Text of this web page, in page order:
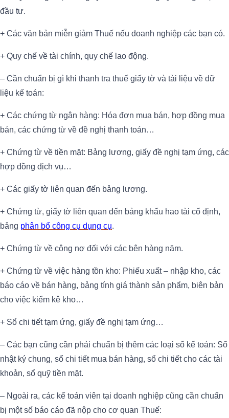
đầu tư.
+ Các văn bản miễn giảm Thuế nếu doanh nghiệp các bạn có.
+ Quy chế về tài chính, quy chế lao động.
– Cần chuẩn bị gì khi thanh tra thuế giấy tờ và tài liệu về dữ
liệu kế toán:
+ Các chứng từ ngân hàng: Hóa đơn mua bán, hợp đồng mua
bán, các chứng từ về đề nghị thanh toán…
+ Chứng từ về tiền mặt: Bảng lương, giấy đề nghị tạm ứng, các
hợp đồng dịch vụ…
+ Các giấy tờ liên quan đến bảng lương.
+ Chứng từ, giấy tờ liên quan đến bảng khấu hao tài cố định,
bảng phân bổ công cụ dụng cụ.
+ Chứng từ về công nợ đối với các bên hàng năm.
+ Chứng từ về việc hàng tồn kho: Phiếu xuất – nhập kho, các
báo cáo về bán hàng, bảng tính giá thành sản phẩm, biên bản
cho việc kiểm kê kho…
+ Sổ chi tiết tạm ứng, giấy đề nghị tạm ứng…
– Các bạn cũng cần phải chuẩn bị thêm các loại sổ kế toán: Sổ
nhật ký chung, sổ chi tiết mua bán hàng, sổ chi tiết cho các tài
khoản, sổ quỹ tiền mặt.
– Ngoài ra, các kế toán viên tại doanh nghiệp cũng cần chuẩn
bị một số báo cáo đã nộp cho cơ quan Thuế: